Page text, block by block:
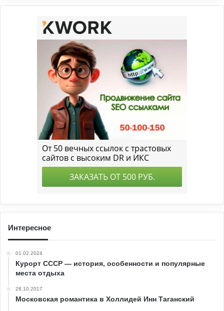
Интересное
01.02.2024
Курорт СССР — история, особенности и популярные
места отдыха
28.10.2017
Московская романтика в Холлидей Инн Таганский